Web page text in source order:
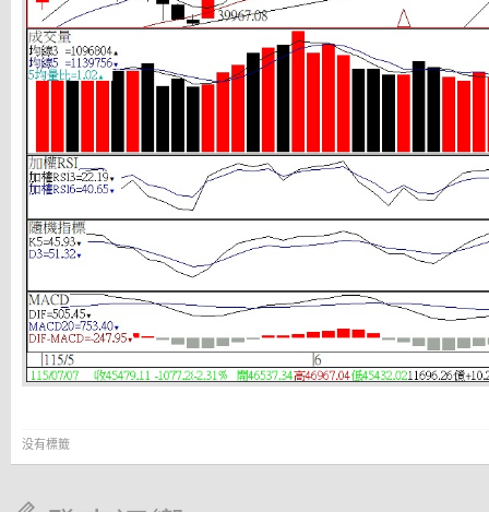
没有標籤